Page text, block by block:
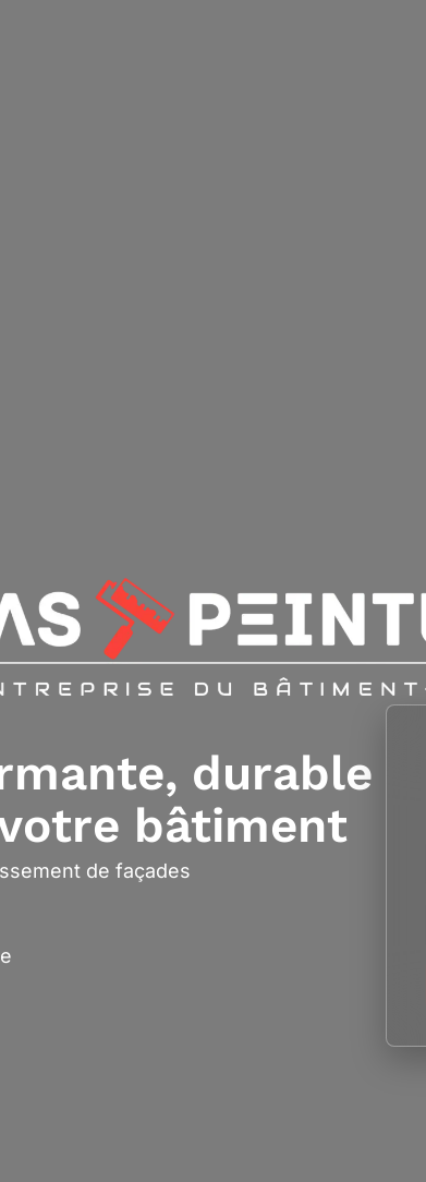
durable
bâtiment
de façades